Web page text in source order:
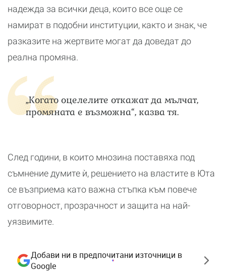
надежда за всички деца, които все още се
намират в подобни институции, както и знак, че
разказите на жертвите могат да доведат до
реална промяна.
„Когато оцелелите откажат да мълчат,
промяната е възможна“, казва тя.
След години, в които мнозина поставяха под
съмнение думите ѝ, решението на властите в Юта
се възприема като важна стъпка към повече
отговорност, прозрачност и защита на най-
уязвимите.
Добави ни в предпочитани източници в
Google